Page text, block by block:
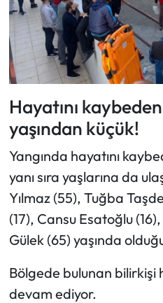
Hayatını
yaşından küçük!
Yangında hayatını
yanı sıra yaşlarına da
Yılmaz (55), Tuğba
(17), Cansu Esatoğlu
Gülek (65) yaşında
Bölgede bulunan bilirkişi
devam ediyor.